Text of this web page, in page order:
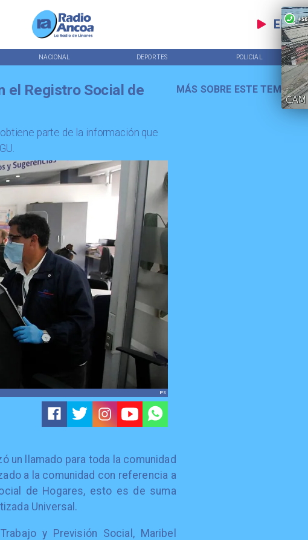
EN
NACIONAL DEPORTES POLICIAL
IPS
MÁS SOBRE ESTE TEMA
el Registro Social de
parte de la información que
un llamado para toda la comunidad
a la comunidad con referencia a
de Hogares, esto es de suma
Universal.
y Previsión Social, Maribel